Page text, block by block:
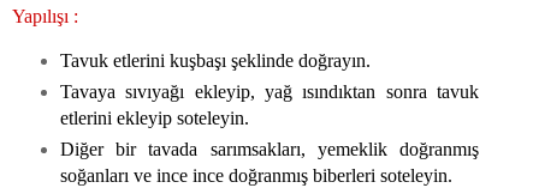
Yapılışı :
Tavuk etlerini kuşbaşı şeklinde doğrayın.
Tavaya sıvıyağı ekleyip, yağ ısındıktan sonra tavuk
etlerini ekleyip soteleyin.
Diğer bir tavada sarımsakları, yemeklik doğranmış
soğanları ve ince ince doğranmış biberleri soteleyin.